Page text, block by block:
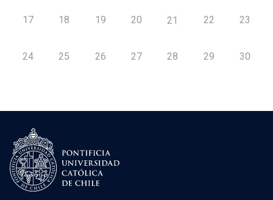
17 18 19 20 21 22 23
24 25 26 27 28 29 30